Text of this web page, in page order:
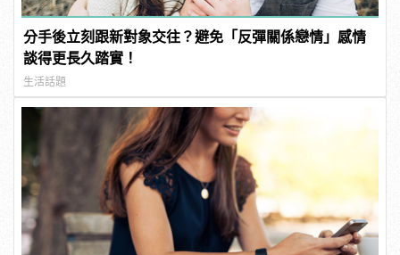
分手後立刻跟新對象交往？避免「反彈關係戀情」感情
談得更長久踏實！
生活話題